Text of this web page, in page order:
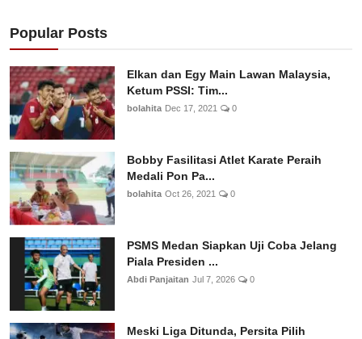
Popular Posts
Elkan dan Egy Main Lawan Malaysia,
Ketum PSSI: Tim...
bolahita Dec 17, 2021 0
Bobby Fasilitasi Atlet Karate Peraih
Medali Pon Pa...
bolahita Oct 26, 2021 0
PSMS Medan Siapkan Uji Coba Jelang
Piala Presiden ...
Abdi Panjaitan Jul 7, 2026 0
Meski Liga Ditunda, Persita Pilih